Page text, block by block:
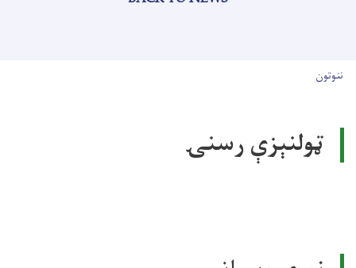
User account menu
ننوتون
ټولنېزې رسنۍ